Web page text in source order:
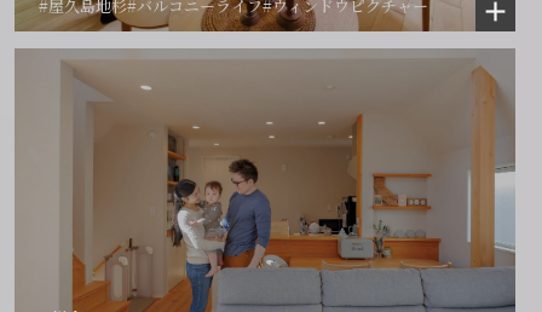
#屋久島地杉#バルコニーライフ#ウィンドウピクチャー